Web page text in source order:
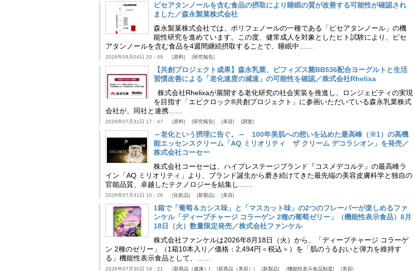
ピセアタンノールを含む食品の摂取により睡眠の質が改善する可能性が確認され
ました／森永製菓株式会社
森永製菓株式会社では、ポリフェノールの一種である「ピセアタンノール」の機
能性研究を進めています。この度、健常成人を対象としたヒト試験により、ピセ
アタンノールを含む食品を4週間継続摂取することで、睡眠中……
2026年08月04日 20：09 原料 研究報告
【共創プロジェクト成果】森永乳業、ビフィズス菌BB536配合ヨーグルトと生活
習慣改善による「老化速度の減速」の可能性を確認／株式会社Rhelixa
株式会社Rhelixaが展開する老化研究の社会実装を推進し、ロンジェビティの実現
を目指す「エピクロック®共創プロジェクト」に参画いただいている森永乳業株式
会社が、同社と連携……
2026年07月31日 17：47 原料 研究報告 美容 調査
～老化という摂理に告ぐ。～ 100年美肌への想いを込めた最高峰（※1）の高機
能エッセンスクリーム「AQ ミリオリティ ザ クリーム デコラシオン」を発売／
株式会社コーセー
株式会社コーセーは、ハイプレステージブランド『コスメデコルテ』の最高峰ラ
イン「AQ ミリオリティ」より、ブランド誕生から磨き続けてきた最先端の美容皮膚科学と独自の
官能品質、卓越したテクノロジーを結集し……
2026年07月31日 10：26 化粧品 新製品 美容
1箱で「葡萄＆カシス味」と「マスカット味」の2つのフレーバーが楽しめるファ
ンケル「ディープチャージ コラーゲン 2種の葡萄ゼリー」（機能性表示食品）8月
18日（火）数量限定発売／株式会社ファンケル
株式会社ファンケルは2026年8月18日（火）から、「ディープチャージ コラーゲ
ン 2種のゼリー」（1箱10本入り／価格：2,494円＜税込＞）を「肌のうるおいと弾力を維持す
る」機能性表示食品として、……
2026年07月30日 19：21 新商品（健康） 新商品（美容） 新製品 機能性表示食品制度 美容